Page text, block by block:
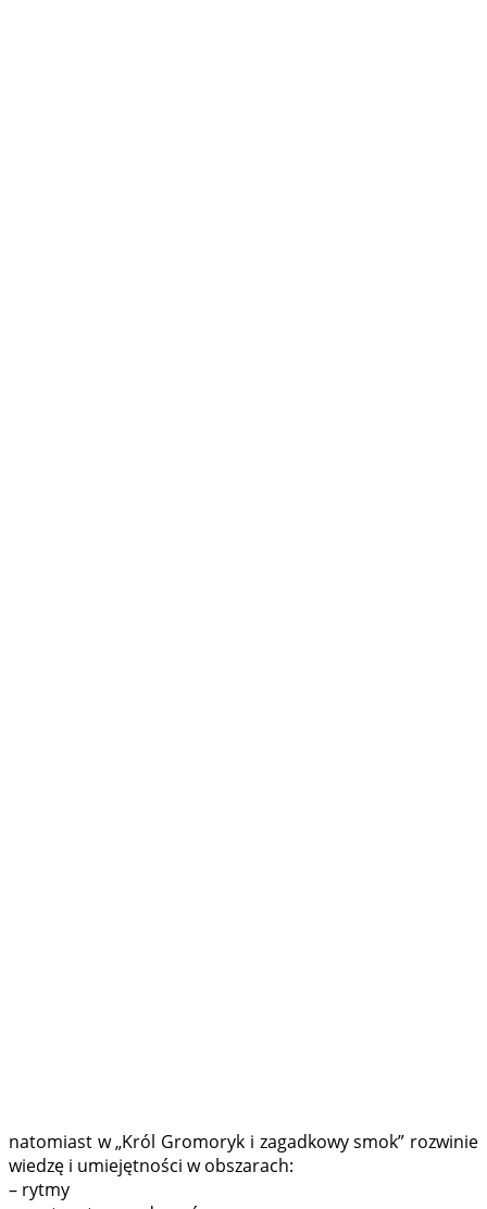
natomiast w „Król Gromoryk i zagadkowy smok” rozwinie
wiedzę i umiejętności w obszarach:
– rytmy